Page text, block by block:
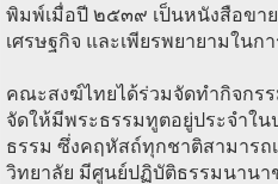
พิมพ์เมื่อปี ๒๕๓๙ เป็นหนังสือขา
เศรษฐกิจ และเพียรพยายามใน
คณะสงฆ์ไทยได้ร่วมจัดทำกิจกรร
จัดให้มีพระธรรมทูตอยู่ประจำใน
ธรรม ซึ่งคฤหัสถ์ทุกชาติสามารถ
วิทยาลัย มีศูนย์ปฏิบัติธรรมนาน